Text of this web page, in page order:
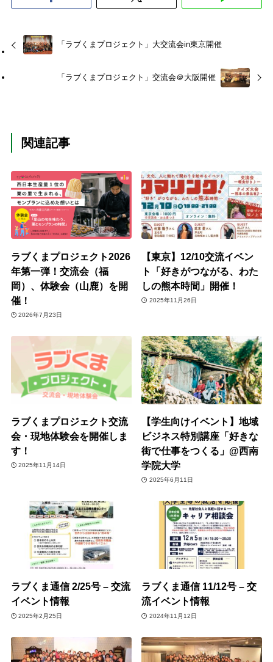
「ラブくまプロジェクト」大交流会in東京開催
「ラブくまプロジェクト」交流会＠大阪開催
関連記事
ラブくまプロジェクト2026
年第一弾！交流会（福
岡）、体験会（山鹿）を開
催！
2026年7月23日
【東京】12/10交流イベン
ト「好きがつながる、わた
しの熊本時間」開催！
2025年11月26日
ラブくまプロジェクト交流
会・現地体験会を開催しま
す！
2025年11月14日
【学生向けイベント】地域
ビジネス特別講座「好きな
街で仕事をつくる」@西南
学院大学
2025年6月11日
ラブくま通信 2/25号 – 交流
イベント情報
2025年2月25日
ラブくま通信 11/12号 – 交
流イベント情報
2024年11月12日